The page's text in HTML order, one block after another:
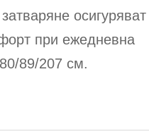
осигуряват
при ежедневна
89/207 см.